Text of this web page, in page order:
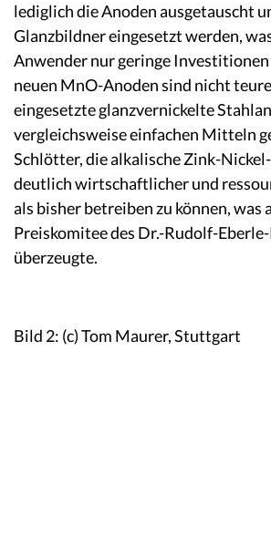
lediglich die Anoden ausgetauscht
Glanzbildner eingesetzt werden,
Anwender nur geringe
neuen MnO-Anoden sind nicht
eingesetzte glanzvernickelte
vergleichsweise einfachen Mitteln
Schlötter, die alkalische Zink-
deutlich wirtschaftlicher und
als bisher betreiben zu können, was
Preiskomitee des Dr.-Rudolf-
überzeugte.
Bild 2: (c) Tom Maurer, Stuttgart